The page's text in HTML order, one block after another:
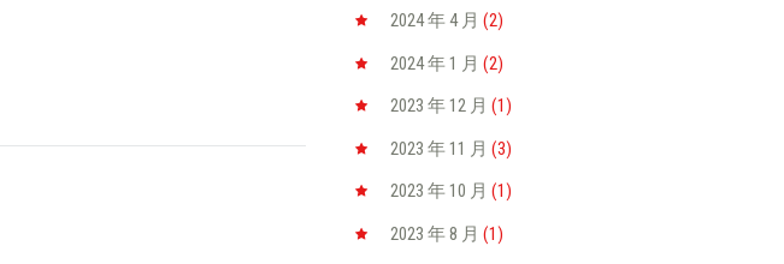
2024 年 4 月 (2)
2024 年 1 月 (2)
2023 年 12 月 (1)
2023 年 11 月 (3)
2023 年 10 月 (1)
2023 年 8 月 (1)